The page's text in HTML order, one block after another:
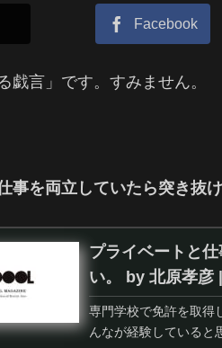
Facebook
戯言」です。すみません。
事を両立していたら突き抜
プライベートと
い。 by 北原孝彦
専門学校で免許を取得
んなが経験していると